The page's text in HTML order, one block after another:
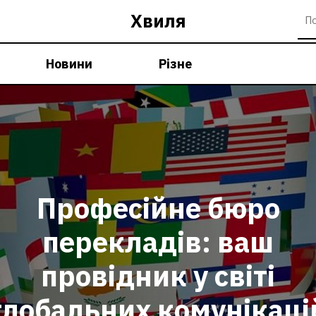
Хвиля
Новини Різне
Професійне бюро
перекладів: ваш
провідник у світі